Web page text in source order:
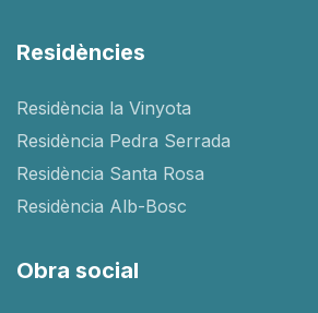
Residències
Residència la Vinyota
Residència Pedra Serrada
Residència Santa Rosa
Residència Alb-Bosc
Obra social